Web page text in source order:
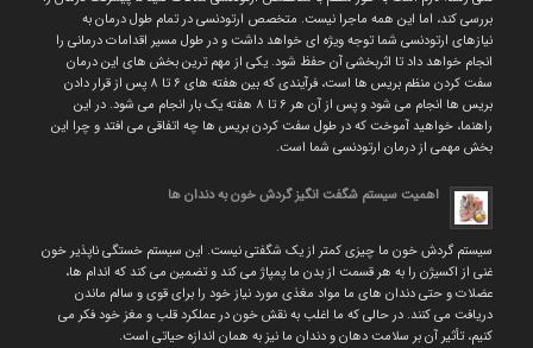
بررسی کند، اما این همه ماجرا نیست. متخصص ارتودنسی در تمام طول درمان به
نیازهای ارتودنسی شما توجه ویژه ای خواهد داشت و در طول مسیر اقدامات درمانی را
انجام خواهد داد تا اثربخشی آن حفظ شود. یکی از مهم ترین بخش های این درمان
سفت کردن منظم بریس ها است، فرآیندی که بین هفته های ۶ تا ۸ پس از قرار دادن
بریس ها انجام می شود و پس از آن هر ۶ تا ۸ هفته یک بار انجام می شود. در این
راهنما، خواهید آموخت که در طول سفت کردن بریس ها چه اتفاقی می افتد و چرا این
بخش مهمی از درمان ارتودنسی شما است.
اهمیت سیستم شگفت انگیز گردش خون به دندان ها
سیستم گردش خون ما چیزی کمتر از یک شگفتی نیست. این سیستم خستگی ناپذیر خون
غنی از اکسیژن را به هر قسمت از بدن ما پمپاژ می کند و تضمین می کند که اندام ها،
عضلات و حتی دندان های ما مواد مغذی مورد نیاز خود را برای قوی و سالم ماندن
دریافت می کنند. در حالی که ما اغلب به نقش خون در عملکرد قلب و مغز خود فکر می
کنیم، تأثیر آن بر سلامت دهان و دندان ما نیز به همان اندازه حیاتی است.